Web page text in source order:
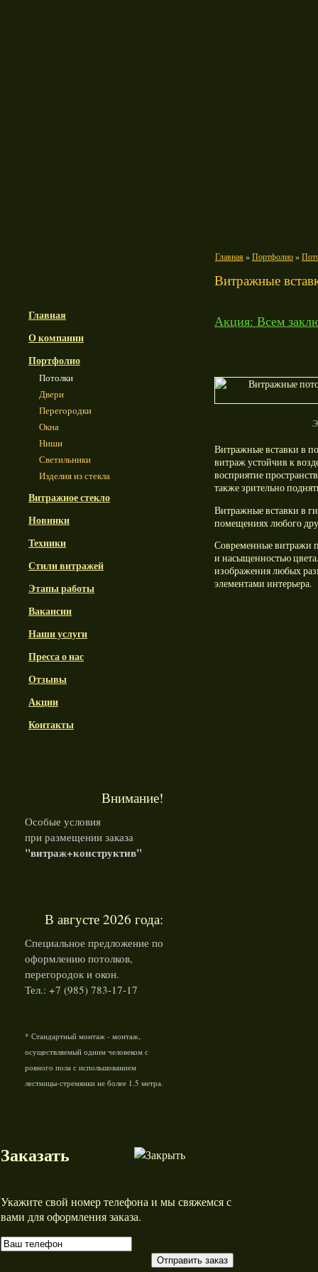
Главная»Портфолио»
Витражные
Главная
О компании
Портфолио
Потолки
Двери
Перегородки
Окна
Ниши
Светильники
Изделия из стекла
Витражное стекло
Новинки
Техники
Стили витражей
Этапы работы
Вакансии
Наши услуги
Пресса о нас
Отзывы
Акции
Контакты
Внимание!
Особые условия
при размещении заказа
"витраж+конструктив"
В августе 2026 года:
Специальное предложение по
оформлению потолков,
перегородок и окон.
Тел.: +7 (985) 783-17-17
* Стандартный монтаж - монтаж,
осуществляемый одним человеком с
ровного пола с испольшованием
лестницы-стремянки не более 1.5 метра.
Акция: Всем
Витражные вставки в
витраж устойчив к
восприятие
также зрительно
Витражные вставки в
помещениях любого
Современные витражи
и насыщенностью
изображения любых
элементами интерьера.
Заказать
Укажите свой номер телефона и мы свяжемся с
вами для оформления заказа.
Отправить заказ